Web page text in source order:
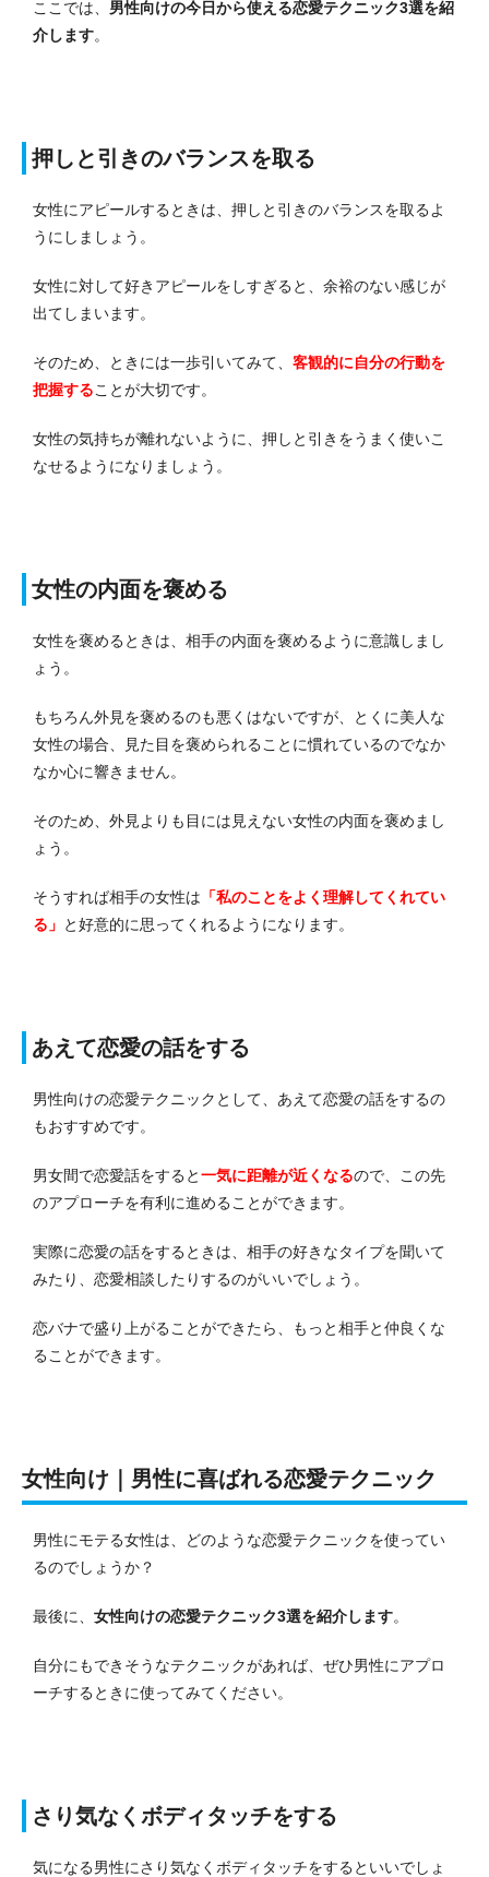
ここでは、 男性向けの今日から使える恋愛テクニック3選を紹
介します。
押しと引きのバランスを取る
女性にアピールするときは、押しと引きのバランスを取るよ
うにしましょう。
女性に対して好きアピールをしすぎると、余裕のない感じが
出てしまいます。
そのため、ときには一歩引いてみて、 客観的に自分の行動を
把握することが大切です。
女性の気持ちが離れないように、押しと引きをうまく使いこ
なせるようになりましょう。
女性の内面を褒める
女性を褒めるときは、相手の内面を褒めるように意識しまし
ょう。
もちろん外見を褒めるのも悪くはないですが、とくに美人な
女性の場合、見た目を褒められることに慣れているのでなか
なか心に響きません。
そのため、外見よりも目には見えない女性の内面を褒めまし
ょう。
そうすれば相手の女性は 「私のことをよく理解してくれてい
る」 と好意的に思ってくれるようになります。
あえて恋愛の話をする
男性向けの恋愛テクニックとして、あえて恋愛の話をするの
もおすすめです。
男女間で恋愛話をすると一気に距離が近くなるので、この先
のアプローチを有利に進めることができます。
実際に恋愛の話をするときは、相手の好きなタイプを聞いて
みたり、恋愛相談したりするのがいいでしょう。
恋バナで盛り上がることができたら、もっと相手と仲良くな
ることができます。
女性向け｜男性に喜ばれる恋愛テクニック
男性にモテる女性は、どのような恋愛テクニックを使ってい
るのでしょうか？
最後に、 女性向けの恋愛テクニック3選を紹介します。
自分にもできそうなテクニックがあれば、ぜひ男性にアプロ
ーチするときに使ってみてください。
さり気なくボディタッチをする
気になる男性にさり気なくボディタッチをするといいでしょ